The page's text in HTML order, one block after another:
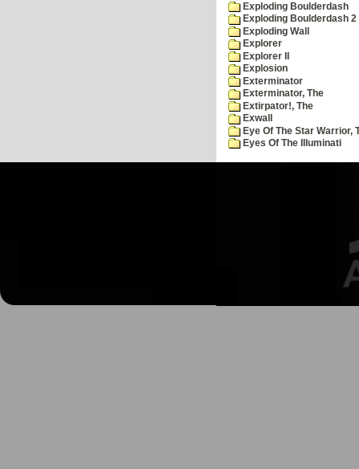
Exploding Boulderdash
Exploding Boulderdash 2
Exploding Wall
Explorer
Explorer II
Explosion
Exterminator
Exterminator, The
Extirpator!, The
Exwall
Eye Of The Star Warrior,
Eyes Of The Illuminati